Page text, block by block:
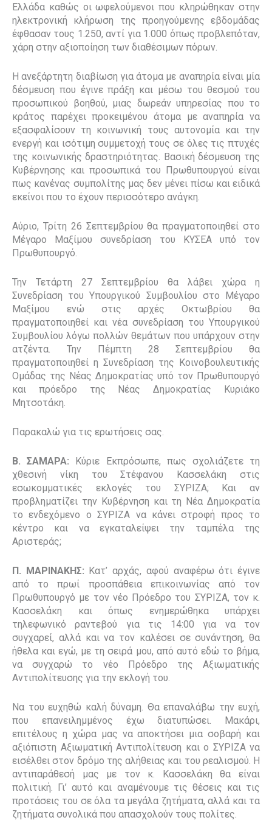
Ελλάδα καθώς οι ωφελούμενοι που κληρώθηκαν στην
ηλεκτρονική κλήρωση της προηγούμενης εβδομάδας
έφθασαν τους 1.250, αντί για 1.000 όπως προβλεπόταν,
χάρη στην αξιοποίηση των διαθέσιμων πόρων.
Η ανεξάρτητη διαβίωση για άτομα με αναπηρία είναι μία
δέσμευση που έγινε πράξη και μέσω του θεσμού του
προσωπικού βοηθού, μιας δωρεάν υπηρεσίας που το
κράτος παρέχει προκειμένου άτομα με αναπηρία να
εξασφαλίσουν τη κοινωνική τους αυτονομία και την
ενεργή και ισότιμη συμμετοχή τους σε όλες τις πτυχές
της κοινωνικής δραστηριότητας. Βασική δέσμευση της
Κυβέρνησης και προσωπικά του Πρωθυπουργού είναι
πως κανένας συμπολίτης μας δεν μένει πίσω και ειδικά
εκείνοι που το έχουν περισσότερο ανάγκη.
Αύριο, Τρίτη 26 Σεπτεμβρίου θα πραγματοποιηθεί στο
Μέγαρο Μαξίμου συνεδρίαση του ΚΥΣΕΑ υπό τον
Πρωθυπουργό.
Την Τετάρτη 27 Σεπτεμβρίου θα λάβει χώρα η
Συνεδρίαση του Υπουργικού Συμβουλίου στο Μέγαρο
Μαξίμου ενώ στις αρχές Οκτωβρίου θα
πραγματοποιηθεί και νέα συνεδρίαση του Υπουργικού
Συμβουλίου λόγω πολλών θεμάτων που υπάρχουν στην
ατζέντα. Την Πέμπτη 28 Σεπτεμβρίου θα
πραγματοποιηθεί η Συνεδρίαση της Κοινοβουλευτικής
Ομάδας της Νέας Δημοκρατίας υπό τον Πρωθυπουργό
και πρόεδρο της Νέας Δημοκρατίας Κυριάκο
Μητσοτάκη.
Παρακαλώ για τις ερωτήσεις σας.
Β. ΣΑΜΑΡΑ: Κύριε Εκπρόσωπε, πως σχολιάζετε τη
χθεσινή νίκη του Στέφανου Κασσελάκη στις
εσωκομματικές εκλογές του ΣΥΡΙΖΑ; Και αν
προβληματίζει την Κυβέρνηση και τη Νέα Δημοκρατία
το ενδεχόμενο ο ΣΥΡΙΖΑ να κάνει στροφή προς το
κέντρο και να εγκαταλείψει την ταμπέλα της
Αριστεράς;
Π. ΜΑΡΙΝΑΚΗΣ: Κατ’ αρχάς, αφού αναφέρω ότι έγινε
από το πρωί προσπάθεια επικοινωνίας από τον
Πρωθυπουργό με τον νέο Πρόεδρο του ΣΥΡΙΖΑ, τον κ.
Κασσελάκη και όπως ενημερώθηκα υπάρχει
τηλεφωνικό ραντεβού για τις 14:00 για να τον
συγχαρεί, αλλά και να τον καλέσει σε συνάντηση, θα
ήθελα και εγώ, με τη σειρά μου, από αυτό εδώ το βήμα,
να συγχαρώ το νέο Πρόεδρο της Αξιωματικής
Αντιπολίτευσης για την εκλογή του.
Να του ευχηθώ καλή δύναμη. Θα επαναλάβω την ευχή,
που επανειλημμένος έχω διατυπώσει. Μακάρι,
επιτέλους η χώρα μας να αποκτήσει μια σοβαρή και
αξιόπιστη Αξιωματική Αντιπολίτευση και ο ΣΥΡΙΖΑ να
εισέλθει στον δρόμο της αλήθειας και του ρεαλισμού. Η
αντιπαράθεσή μας με τον κ. Κασσελάκη θα είναι
πολιτική. Γι’ αυτό και αναμένουμε τις θέσεις και τις
προτάσεις του σε όλα τα μεγάλα ζητήματα, αλλά και τα
ζητήματα συνολικά που απασχολούν τους πολίτες.